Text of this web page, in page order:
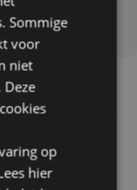
Sommige
voor
niet
op
hier